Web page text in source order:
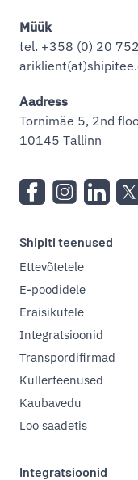
Müük
tel. +358 (0) 20
Aadress
Tornimäe 5, 2nd
10145 Tallinn
Shipiti teenused
Ettevõtetele
E-poodidele
Eraisikutele
Integratsioonid
Transpordifirmad
Kullerteenused
Kaubavedu
Loo saadetis
Integratsioonid